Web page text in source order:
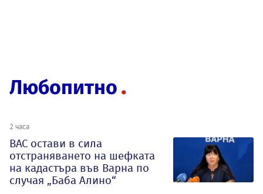
Любопитно
2 часа
ВАС остави в сила
отстраняването на шефката
на кадастъра във Варна по
случая „Баба Алино“